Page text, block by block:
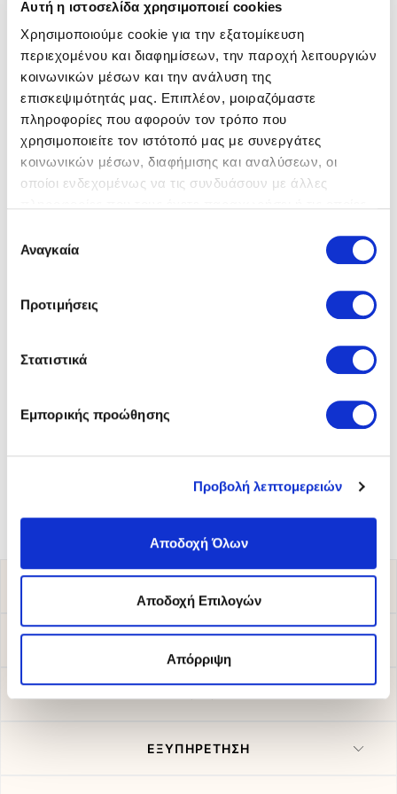
Αυτή η ιστοσελίδα χρησιμοποιεί cookies
Χρησιμοποιούμε cookie για την εξατομίκευση
περιεχομένου και διαφημίσεων, την παροχή λειτουργιών
κοινωνικών μέσων και την ανάλυση της
επισκεψιμότητάς μας. Επιπλέον, μοιραζόμαστε
πληροφορίες που αφορούν τον τρόπο που
χρησιμοποιείτε τον ιστότοπό μας με συνεργάτες
κοινωνικών μέσων, διαφήμισης και αναλύσεων, οι
οποίοι ενδεχομένως να τις συνδυάσουν με άλλες
των υπηρεσιών τους.
συγκατάθεσης
Αναγκαία
Προτιμήσεις
Στατιστικά
Εμπορικής προώθησης
Προβολή λεπτομερειών
Αποδοχή Όλων
Αποδοχή Επιλογών
Απόρριψη
BirkenstockΠέδιλα
39,00 €
50,00 €
BirkenstockΠέδιλα
39,00 €
50,00 €
39,00 € 50,00 €
ΠΑΡΑΚΟΛΟΥΘΗΣΗ ΠΑΡΑΓΓΕΛΙΑΣ
ΕΞΥΠΗΡΕΤΗΣΗ